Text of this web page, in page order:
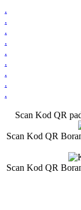
.
.
.
.
.
.
.
.
.
Scan Kod QR
Scan Kod QR
Scan Kod QR